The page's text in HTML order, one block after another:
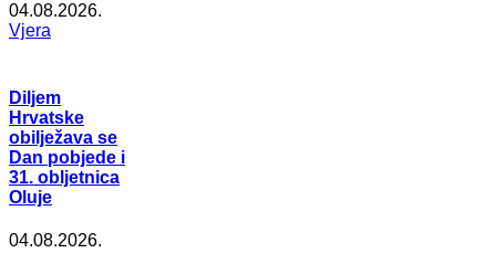
04.08.2026.
Vjera
Diljem
Hrvatske
obilježava se
Dan pobjede i
31. obljetnica
Oluje
04.08.2026.